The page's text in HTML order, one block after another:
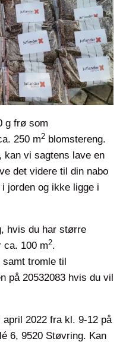
g frø som
250 m2 blomstereng.
kan vi sagtens lave en
det videre til din nabo
jorden og ikke ligge i
hvis du har større
ca. 100 m2.
samt tromle til
på 20532083 hvis du vil
2022 fra kl. 9-12 på
6, 9520 Støvring. Kan